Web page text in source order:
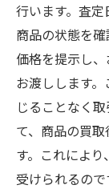
行います。査定
商品の状態を
価格を提示し
お渡しします
じることなく
て、商品の買
す。これによ
受けられるので